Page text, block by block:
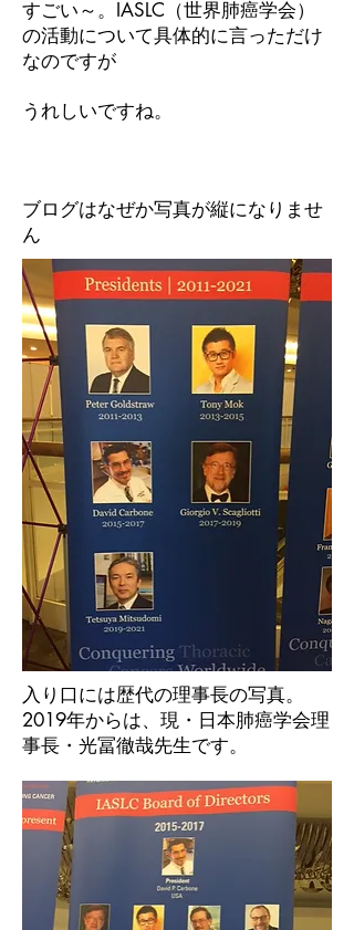
すごい～。IASLC（世界肺癌学会）
の活動について具体的に言っただけ
なのですが
うれしいですね。
ブログはなぜか写真が縦になりませ
ん
入り口には歴代の理事長の写真。
2019年からは、現・日本肺癌学会理
事長・光冨徹哉先生です。